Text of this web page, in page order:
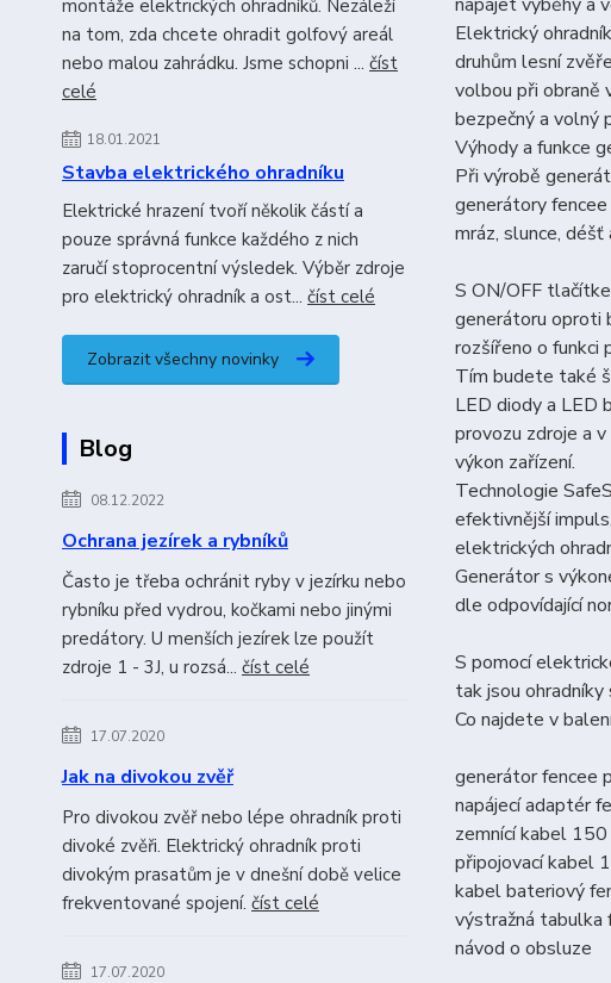
montáže elektrických ohradníků. Nezáleží
na tom, zda chcete ohradit golfový areál
nebo malou zahrádku. Jsme schopni ... číst
celé
18.01.2021
Stavba elektrického ohradníku
Elektrické hrazení tvoří několik částí a
pouze správná funkce každého z nich
zaručí stoprocentní výsledek. Výběr zdroje
pro elektrický ohradník a ost... číst celé
Zobrazit všechny novinky
Blog
08.12.2022
Ochrana jezírek a rybníků
Často je třeba ochránit ryby v jezírku nebo
rybníku před vydrou, kočkami nebo jinými
predátory. U menších jezírek lze použít
zdroje 1 - 3J, u rozsá... číst celé
17.07.2020
Jak na divokou zvěř
Pro divokou zvěř nebo lépe ohradník proti
divoké zvěři. Elektrický ohradník proti
divokým prasatům je v dnešní době velice
frekventované spojení. číst celé
17.07.2020
Elektrický
druhům lesní
volbou při obraně
bezpečný a volný
Výhody a funkce
Při výrobě
generátory
mráz, slunce,
S ON/OFF
generátoru oproti
rozšířeno o funkci
Tím budete také
LED diody a LED
provozu zdroje a
výkon zařízení.
Technologie
efektivnější
elektrických
Generátor s
dle odpovídající
S pomocí
tak jsou
Co najdete v
generátor fencee
napájecí adaptér
zemnící kabel
připojovací kabel
kabel bateriový
výstražná tabulka
návod o obsluze